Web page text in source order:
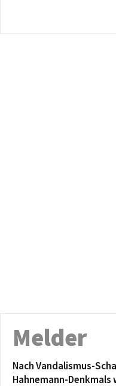
Melder
Nach Vandalismus-
Hahnemann-